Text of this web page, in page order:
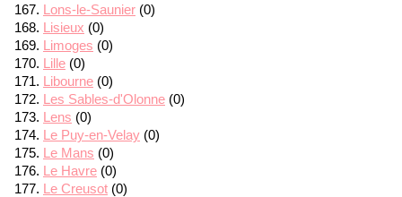
Lons-le-Saunier (0)
Lisieux (0)
Limoges (0)
Lille (0)
Libourne (0)
Les Sables-d'Olonne (0)
Lens (0)
Le Puy-en-Velay (0)
Le Mans (0)
Le Havre (0)
Le Creusot (0)